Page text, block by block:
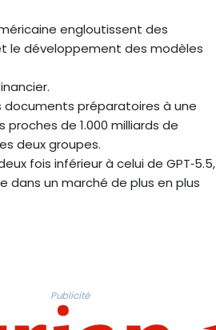
engloutissent des
le développement des modèles
préparatoires à une
de 1.000 milliards de
deux groupes.
fois inférieur à celui de GPT‑5.5,
dans un marché de plus en plus
Publicité